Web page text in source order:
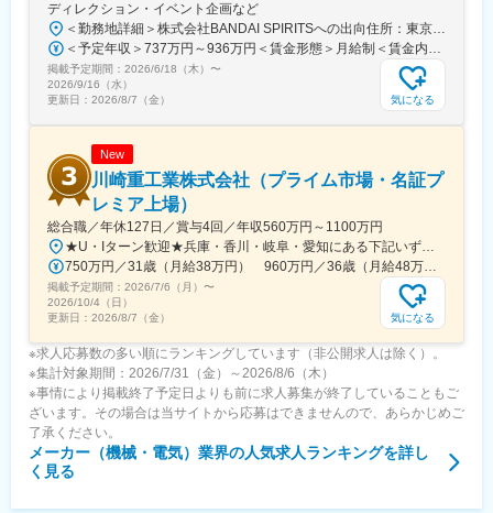
ださい。また、達成するための行動やプロセスなども評価対象へ
と変更予定です。達成した場合は賞与に反映されます（※賞与実
績：2～4か月）。
変更の範囲：会社の定める業務
ディレクション・イベント企画など
＜勤務地詳細＞株式会社BANDAI SPIRITSへの出向住所：東京都港区三田3‐5‐19 住友不動産東京三田ガーデンタワー受動喫煙対策：屋内全面禁煙変更の範囲：会社の定める事業所
＜予定年収＞737万円～936万円＜賃金形態＞月給制＜賃金内訳＞月額（基本給）：315,000円～400,000円＜月給＞315,000円～400,000円＜昇給有無＞有＜残業手当＞有＜給与補足＞※役職と給与は、経験・能力などを考慮し最終決定■昇給：年1回■賞与：年1回■年収例（一般）759万円／中途入社2年目／月給33万円＋時間外手当（30時間）＋賞与■年収例（チーフ）920万円／中途入社2年目／月給40万円＋時間外手当（30時間）＋賞与賃金はあくまでも目安の金額であり、選考を通じて上下する可能性があります。月給(月額)は固定手当を含めた表記です。
掲載予定期間： 2026/6/18（木） 〜
2026/9/16（水）
更新日： 2026/8/7（金） 気になる
New
川崎重工業株式会社（プライム市場・名証プ
レミア上場）
総合職／年休127日／賞与4回／年収560万円～1100万円
★U・Iターン歓迎★兵庫・香川・岐阜・愛知にある下記いずれかの事業所・神戸工場／兵庫県神戸市中央区・西神工場／兵庫県神戸市西区・西神戸工場／兵庫県神戸市西区・明石工場／兵庫県明石市・播磨工場／兵庫県加古郡・岐阜工場／岐阜県各務原市・名古屋第一工場／愛知県弥富市・名古屋第二工場／愛知県海部郡・坂出工場／香川県坂出市・神戸本社／兵庫県神戸市中央区・東京本社／東京都港区 など※受動喫煙対策実施
750万円／31歳（月給38万円） 960万円／36歳（月給48万円）
掲載予定期間： 2026/7/6（月） 〜
2026/10/4（日）
更新日： 2026/8/7（金） 気になる
※求人応募数の多い順にランキングしています（非公開求人は除く）。
※集計対象期間：2026/7/31（金）～2026/8/6（木）
※事情により掲載終了予定日よりも前に求人募集が終了していることもご
ざいます。その場合は当サイトから応募はできませんので、あらかじめご
了承ください。
メーカー（機械・電気）業界の人気求人ランキングを詳し
く見る